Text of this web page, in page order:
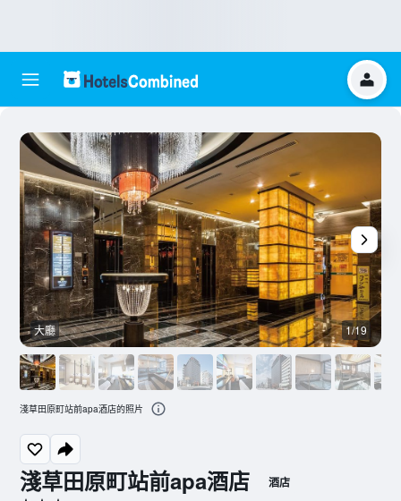
淺草田原町站前apa酒店 酒店
大廳 1/19
淺草田原町站前apa酒店的照片